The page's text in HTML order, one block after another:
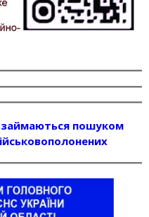
займаються пошуком